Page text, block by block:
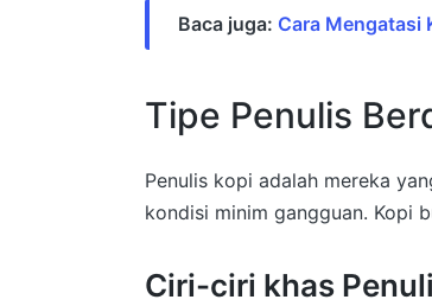
Baca juga: Cara Mengatasi
Tipe Penulis
Penulis kopi adalah mereka
kondisi minim gangguan. Kopi
Ciri-ciri khas